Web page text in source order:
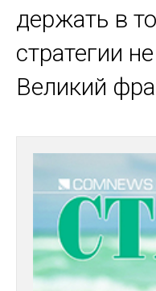
держать в
стратегии
Великий